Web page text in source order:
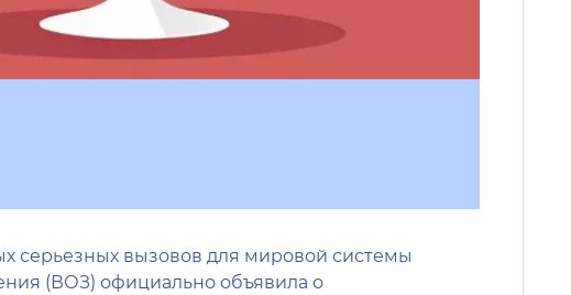
серьезных вызовов для мировой системы
(ВОЗ) официально объявила о